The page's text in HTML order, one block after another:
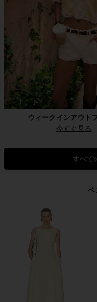
ウィークインアウト
今すぐ見る
すべて
ベ